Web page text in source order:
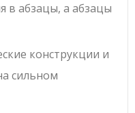
в абзацы, а абзацы
конструкции и
сильном